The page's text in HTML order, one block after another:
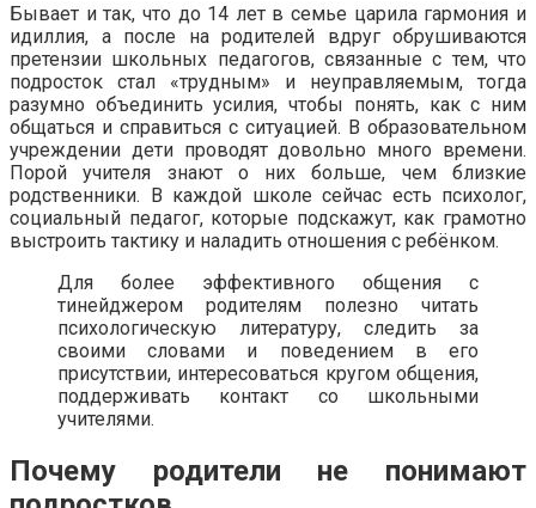
Бывает и так, что до 14 лет в семье царила гармония и
идиллия, а после на родителей вдруг обрушиваются
претензии школьных педагогов, связанные с тем, что
подросток стал «трудным» и неуправляемым, тогда
разумно объединить усилия, чтобы понять, как с ним
общаться и справиться с ситуацией. В образовательном
учреждении дети проводят довольно много времени.
Порой учителя знают о них больше, чем близкие
родственники. В каждой школе сейчас есть психолог,
социальный педагог, которые подскажут, как грамотно
выстроить тактику и наладить отношения с ребёнком.
Для более эффективного общения с
тинейджером родителям полезно читать
психологическую литературу, следить за
своими словами и поведением в его
присутствии, интересоваться кругом общения,
поддерживать контакт со школьными
учителями.
Почему родители не понимают